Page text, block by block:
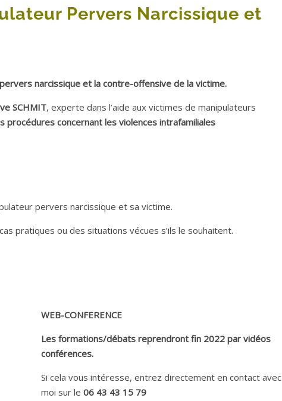
Pervers Narcissique et
narcissique et la contre-offensive de la victime.
SCHMIT, experte dans l’aide aux victimes de manipulateurs
procédures concernant les violences intrafamiliales
pervers narcissique et sa victime.
pratiques ou des situations vécues s’ils le souhaitent.
WEB-CONFERENCE
Les formations/débats reprendront fin 2022 par vidéos
conférences.
Si cela vous intéresse, entrez directement en contact avec
moi sur le 06 43 43 15 79